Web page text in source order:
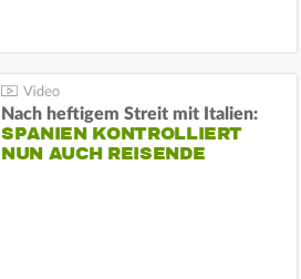
Nach heftigem Streit mit Italien:
SPANIEN KONTROLLIERT
NUN AUCH REISENDE